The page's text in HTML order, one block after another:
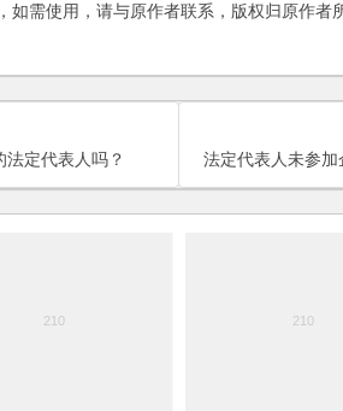
需使用，请与原作者联系，版权归原作者
定代表人吗？
法定代表人未参加企业任